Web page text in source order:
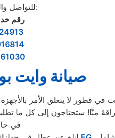
للتواصل والحجز الفوري:
رقم
صيانة وايت
قطور لا يتعلق الأمر
في